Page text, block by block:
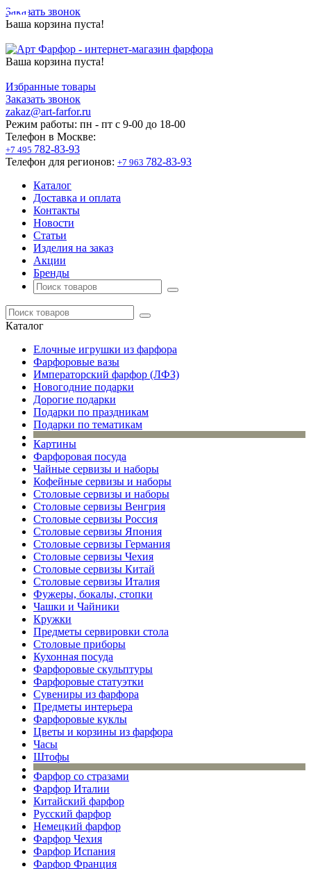
Заказать звонок
Ваша корзина пуста!
Ваша корзина пуста!
Избранные товары
Заказать звонок
zakaz@art-farfor.ru
Режим работы: пн - пт c 9-00 до 18-00
Телефон в Москве:
+7 495 782-83-93
Телефон для регионов: +7 963 782-83-93
Каталог
Доставка и оплата
Контакты
Новости
Статьи
Изделия на заказ
Акции
Бренды
Каталог
Елочные игрушки из фарфора
Фарфоровые вазы
Императорский фарфор (ЛФЗ)
Новогодние подарки
Дорогие подарки
Подарки по праздникам
Подарки по тематикам
Картины
Фарфоровая посуда
Чайные сервизы и наборы
Кофейные сервизы и наборы
Столовые сервизы и наборы
Столовые сервизы Венгрия
Столовые сервизы Россия
Столовые сервизы Япония
Столовые сервизы Германия
Столовые сервизы Чехия
Столовые сервизы Китай
Столовые сервизы Италия
Фужеры, бокалы, стопки
Чашки и Чайники
Кружки
Предметы сервировки стола
Столовые приборы
Кухонная посуда
Фарфоровые скульптуры
Фарфоровые статуэтки
Сувениры из фарфора
Предметы интерьера
Фарфоровые куклы
Цветы и корзины из фарфора
Часы
Штофы
Фарфор со стразами
Фарфор Италии
Китайский фарфор
Русский фарфор
Немецкий фарфор
Фарфор Чехия
Фарфор Испания
Фарфор Франция